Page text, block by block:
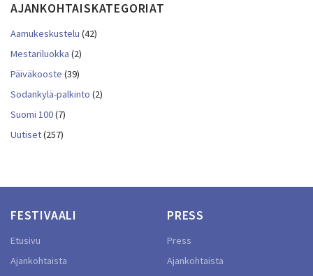
AJANKOHTAISKATEGORIAT
Aamukeskustelu (42)
Mestariluokka (2)
Päiväkooste (39)
Sodankylä-palkinto (2)
Suomi 100(7)
Uutiset(257)
FESTIVAALI
Etusivu
Ajankohtaista
PRESS
Press
Ajankohtaista